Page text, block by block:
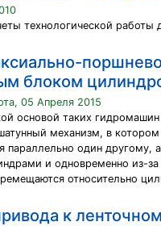
технологической работы
блоком
05 Апреля 2015
основой таких
механизм, в
параллельно один другому,
и одновременно из-
относительно
к